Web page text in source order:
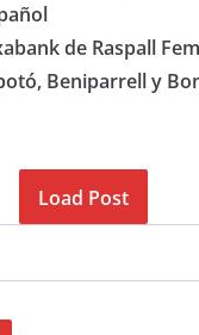
de Raspall
Beniparrell y
Load Post